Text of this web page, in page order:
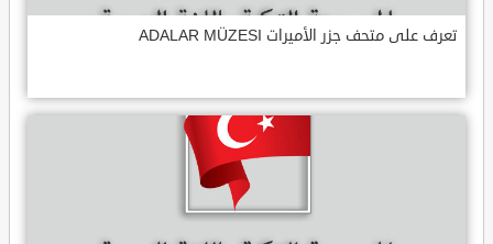
تعرف على متحف جزر الأميرات ADALAR MÜZESI